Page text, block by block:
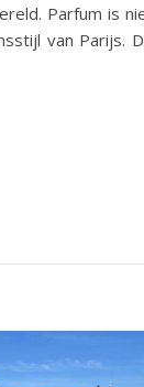
Parfum is
van Parijs.